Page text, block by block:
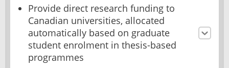
Provide direct research funding to
Canadian universities, allocated
automatically based on graduate
student enrolment in thesis-based
programmes